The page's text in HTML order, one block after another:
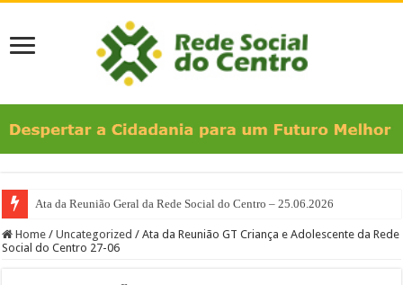
Ata da Reunião Geral da Rede Social do Centro – 25.06.2026
Home / Uncategorized / Ata da Reunião GT Criança e Adolescente da Rede
Social do Centro 27-06